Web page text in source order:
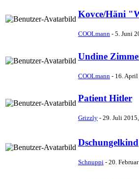
Kovce/Häni
COOLmann - 5. Juni
Undine
COOLmann - 16.
Patient Hitler
Grizzly - 29. Juli
Dschungelkind
Schnuppi - 20.